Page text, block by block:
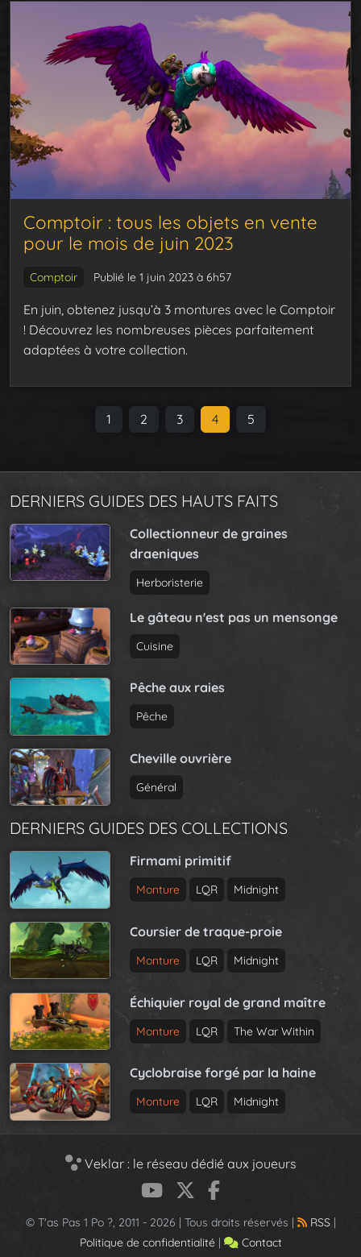
Comptoir : tous les objets en vente
pour le mois de juin 2023
Comptoir Publié le 1 juin 2023 à 6h57
En juin, obtenez jusqu’à 3 montures avec le Comptoir
! Découvrez les nombreuses pièces parfaitement
adaptées à votre collection.
e
n
v
i
g
t
i
o
n
P
1
P
2
P
3
C
e
t
e
4
P
5
DERNIERS GUIDES DES HAUTS FAITS
Collectionneur de graines
draeniques
Herboristerie
Le gâteau n'est pas un mensonge
Cuisine
Pêche aux raies
Pêche
Cheville ouvrière
Général
DERNIERS GUIDES DES COLLECTIONS
Firmami primitif
Monture LQR Midnight
Coursier de traque-proie
Monture LQR Midnight
Échiquier royal de grand maître
Monture LQR The War Within
Cyclobraise forgé par la haine
Monture LQR Midnight
Veklar : le réseau dédié aux joueurs
© T'as Pas 1 Po ?, 2011 - 2026 | Tous droits réservés | RSS|
Politique de confidentialité|
Contact